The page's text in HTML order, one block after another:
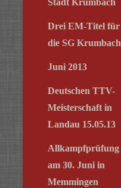
Stadt Krumbach
Drei EM-Titel für
die SG Krumbach
Juni 2013
Deutschen TTV-
Meisterschaft in
Landau 15.05.13
Allkampfprüfung
am 30. Juni in
Memmingen